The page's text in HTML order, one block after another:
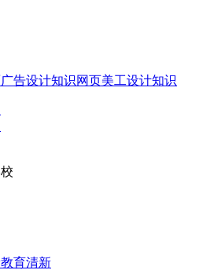
告设计知识网页美工设计知识
育清新